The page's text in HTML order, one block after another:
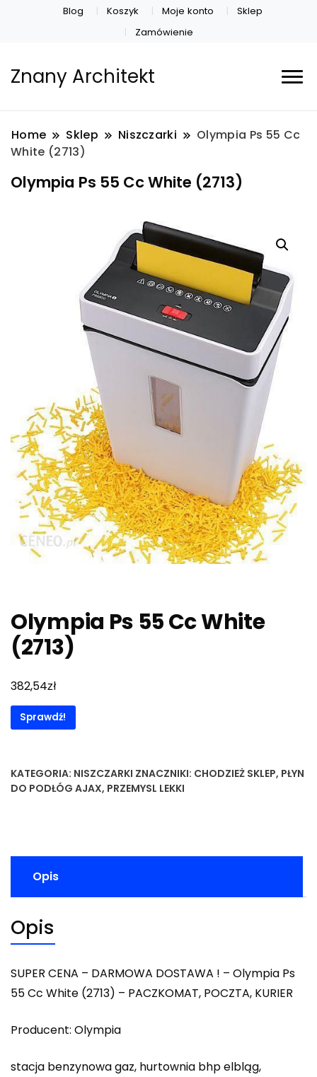
Blog Koszyk Moje konto
Sklep
Zamówienie
Znany Architekt
Home Sklep Niszczarki
Olympia Ps 55 Cc
White (2713)
Olympia Ps 55 Cc White (2713)
Olympia Ps 55 Cc White
(2713)
382,54zł
Sprawdź!
KATEGORIA: NISZCZARKI ZNACZNIKI: CHODZIEŻ SKLEP, PŁYN
DO PODŁÓG AJAX, PRZEMYSL LEKKI
Opis
Opis
SUPER CENA – DARMOWA DOSTAWA ! – Olympia Ps
55 Cc White (2713) – PACZKOMAT, POCZTA, KURIER
Producent: Olympia
stacja benzynowa gaz, hurtownia bhp elbląg,